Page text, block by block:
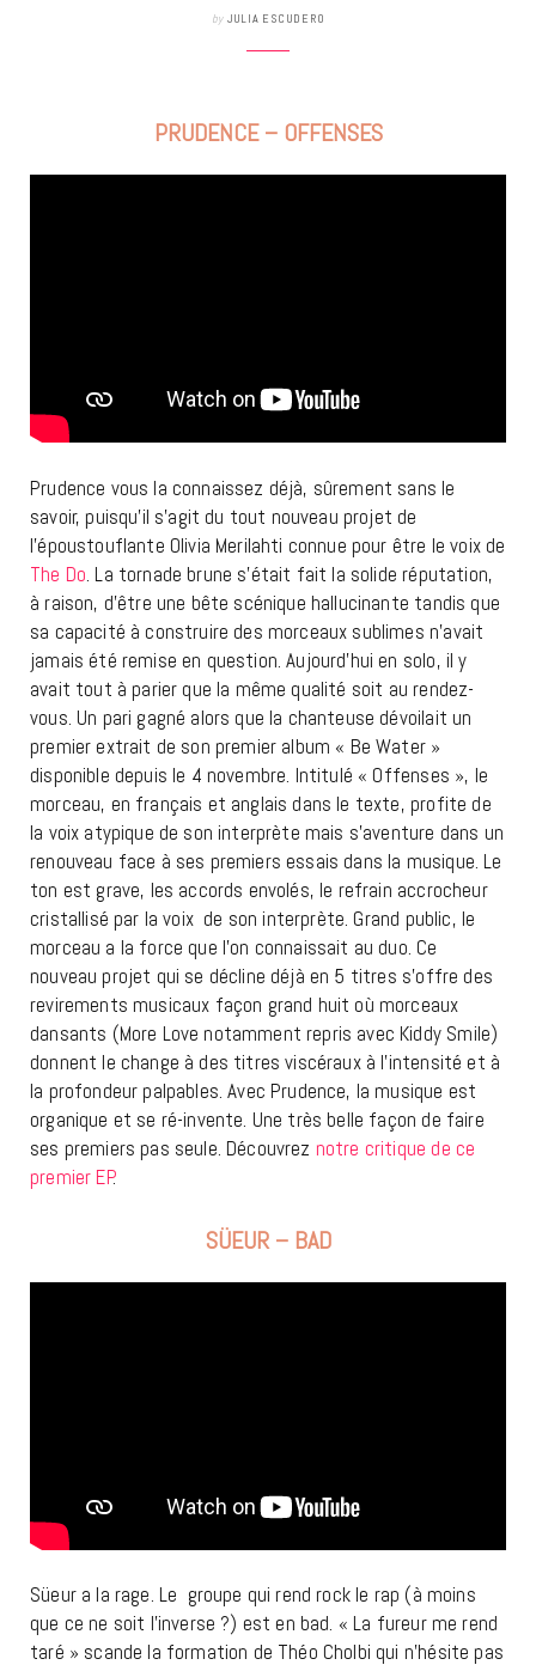
by JULIA ESCUDERO
PRUDENCE – OFFENSES
Prudence vous la connaissez déjà, sûrement sans le
savoir, puisqu’il s’agit du tout nouveau projet de
l’époustouflante Olivia Merilahti connue pour être le voix de
The Do. La tornade brune s’était fait la solide réputation,
à raison, d’être une bête scénique hallucinante tandis que
sa capacité à construire des morceaux sublimes n’avait
jamais été remise en question. Aujourd’hui en solo, il y
avait tout à parier que la même qualité soit au rendez-
vous. Un pari gagné alors que la chanteuse dévoilait un
premier extrait de son premier album « Be Water »
disponible depuis le 4 novembre. Intitulé « Offenses », le
morceau, en français et anglais dans le texte, profite de
la voix atypique de son interprète mais s’aventure dans un
renouveau face à ses premiers essais dans la musique. Le
ton est grave, les accords envolés, le refrain accrocheur
cristallisé par la voix de son interprète. Grand public, le
morceau a la force que l’on connaissait au duo. Ce
nouveau projet qui se décline déjà en 5 titres s’offre des
revirements musicaux façon grand huit où morceaux
dansants (More Love notamment repris avec Kiddy Smile)
donnent le change à des titres viscéraux à l’intensité et à
la profondeur palpables. Avec Prudence, la musique est
organique et se ré-invente. Une très belle façon de faire
ses premiers pas seule. Découvrez notre critique de ce
premier EP.
SÜEUR – BAD
Süeur a la rage. Le groupe qui rend rock le rap (à moins
que ce ne soit l’inverse ?) est en bad. « La fureur me rend
taré » scande la formation de Théo Cholbi qui n’hésite pas